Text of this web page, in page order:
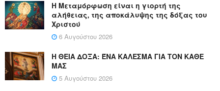
Η Μεταμόρφωση είναι η γιορτή της
αλήθειας, της αποκάλυψης της δόξας του
Χριστού
6 Αυγούστου 2026
Η ΘΕΙΑ ΔΟΞΑ: ΈΝΑ ΚΑΛΕΣΜΑ ΓΙΑ ΤΟΝ ΚΑΘΕ
ΜΑΣ
5 Αυγούστου 2026